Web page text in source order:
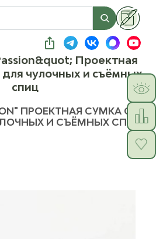
Проектная
для чулочных и съёмных
спиц
ПРОЕКТНАЯ СУМКА С
И СЪЁМНЫХ СПИЦ